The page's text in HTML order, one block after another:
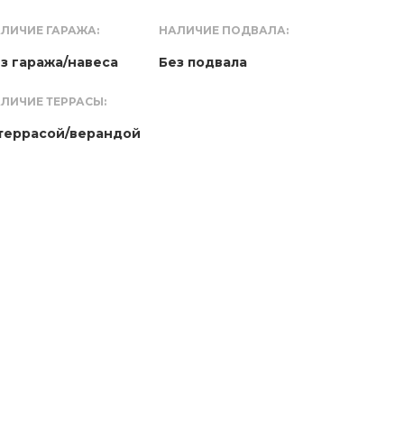
ГАРАЖА:
гаража/навеса
НАЛИЧИЕ ПОДВАЛА:
Без подвала
ТЕРРАСЫ:
верандой